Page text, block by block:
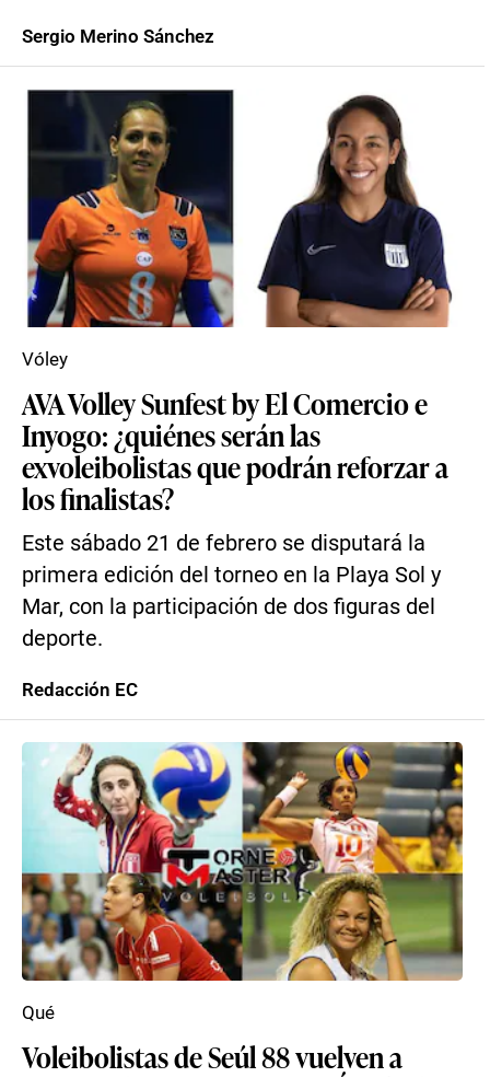
Sergio Merino Sánchez
AVA Volley Sunfest by El Comercio e
Inyogo: ¿quiénes serán las
exvoleibolistas que podrán reforzar a
los finalistas?
Este sábado 21 de febrero se disputará la
primera edición del torneo en la Playa Sol y
Mar, con la participación de dos figuras del
deporte.
Vóley
Redacción EC
Voleibolistas de Seúl 88 vuelven a
Qué